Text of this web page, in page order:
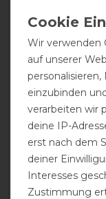
Positive
Negative
Wir verwenden
auf unserer
einzubinden
verarbeiten wir
deine IP-
erst nach dem
deiner
Interesses
Zustimmung